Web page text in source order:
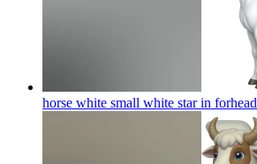
horse white small white star in forhead